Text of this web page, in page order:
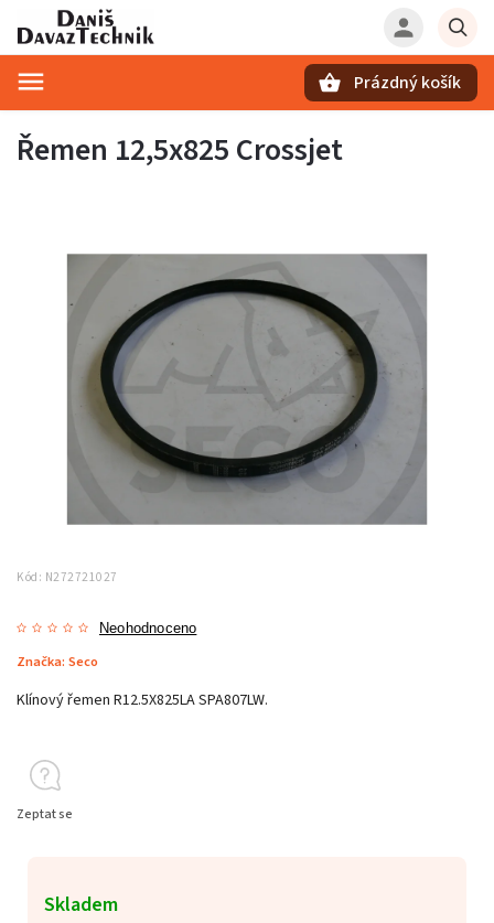
Prázdný košík
Řemen 12,5x825 Crossjet
Kód: N272721027
Neohodnoceno
Značka: Seco
Skladem
Klínový řemen R12.5X825LA SPA807LW.
Zeptat se